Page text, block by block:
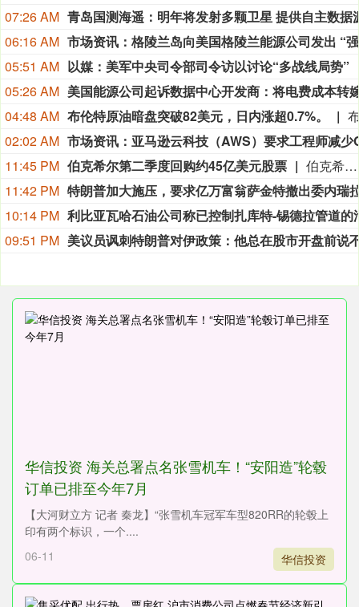
09:28 PM
09:26 PM 多家上市公司宣布收到美国关税退税
上市公司公告显示，自7月以来，多家公司宣布已经收到美国关税退税。根据美国最高法院今年2月裁定，《国际紧急经济权力法》不授权总统征收大规模关税。美国国际贸易法院随后下令海关办理相关退款。海关与边境保护局4月20日启动第一阶段退款工作，首批退款于5月11日前后发放。美国海关与边境保护局官员本月4日披露的信息显示，截至7月底，该部门已处理完毕约1000亿美元关税的退款流程并把相关信息提供给财政部用于付款。（中新社）
09:23 PM 华中最大“双膜”工艺应急水厂通水
据“三峡小微”公众号消息，8月8日，由三峡集团所属长江环保集团、武汉市水务集团等共同投资建设的华中地区规模最大的“双膜”工艺应急水厂——武汉梁子湖应急水厂并网通水，标志着武汉市江南区域正式构建起“一江一湖”双水源互为备援、灵活调度的供水新格局，为片区660万市民用水安全提供坚实保障。
08:43 PM 纽约原油暗盘突破77美元，日内涨超0.5%。
纽约原油暗盘突破77美元，
08:34 PM
08:14 PM
08:12 PM
08:07 PM 楼继伟出席资产盘活课题研讨会
8月8日上午，全球财富管理论坛在京召开“地方国有存量资产盘活进展、难点与策略”课题研讨会，楼继伟出席会议并做总结发言。楼继伟在发言中表示，盘活国有资产既是近期的当务之急，也是一项长期性的战略任务。当前我国GDP平减指数阶段性承压走低，财政维持紧平衡格局的压力持续攀升；我国税收结构以间接税为主体，税收收入增速显著弱于名义GDP增速，财政内生增收动能受限。叠加土地财政收入大幅收缩，地方隐性债务化解、长期限国债常态化发行带来的利息支出刚性上涨，收支两端压力持续凸显。综合多重现实约束来看，国有存量资产盘活并非短期应急手段，而是一项需要常态化、长效化推进的重点工作。（全球财富管理论坛）
08:00 PM
本周大盘主力资
07:39 PM 阿联酋称该国一船只在霍尔木兹海峡遭袭 据阿联酋通讯社8月8日报道，阿布扎比国家石油公司证实，该公司一艘船只当天凌晨在通过霍尔木兹海峡时遭导弹袭击。阿布扎比国家石油公司说，袭击未造成人员受伤，目前局面可控。该公司并未提供遭袭船只具体类型、导弹来源以及船只受损情况等更多细节。（新华社）
华信投资 海关总署点名张雪机车！“安阳造”轮毂
订单已排至今年7月
【大河财立方 记者 秦龙】“张雪机车冠军车型820RR的轮毂上
印有两个标识，一个....
06-11
华信投资